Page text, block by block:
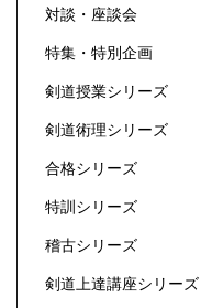
対談・座談会
特集・特別企画
剣道授業シリーズ
剣道術理シリーズ
合格シリーズ
特訓シリーズ
稽古シリーズ
剣道上達講座シリーズ